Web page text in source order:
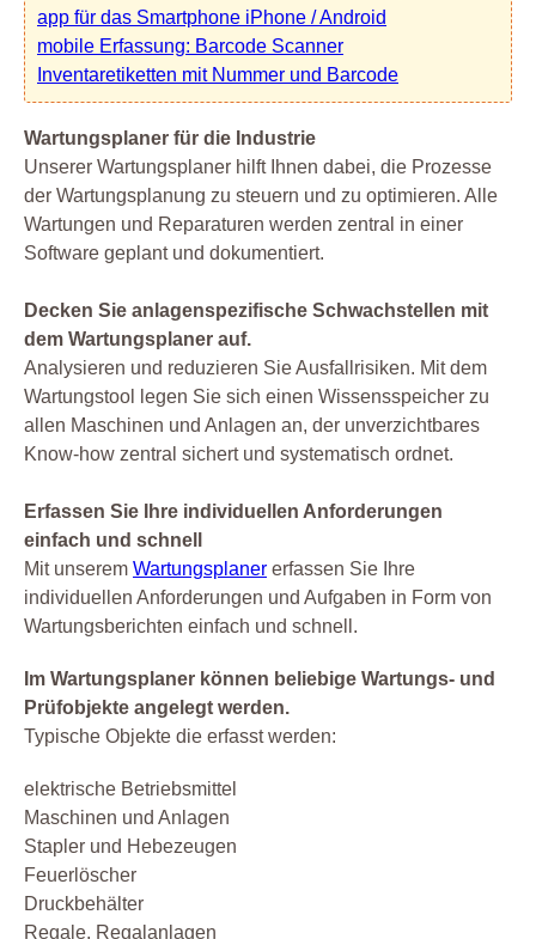
app für das Smartphone iPhone / Android
mobile Erfassung: Barcode Scanner
Inventaretiketten mit Nummer und Barcode
Wartungsplaner für die Industrie
Unserer Wartungsplaner hilft Ihnen dabei, die Prozesse
der Wartungsplanung zu steuern und zu optimieren. Alle
Wartungen und Reparaturen werden zentral in einer
Software geplant und dokumentiert.
Decken Sie anlagenspezifische Schwachstellen mit
dem Wartungsplaner auf.
Analysieren und reduzieren Sie Ausfallrisiken. Mit dem
Wartungstool legen Sie sich einen Wissensspeicher zu
allen Maschinen und Anlagen an, der unverzichtbares
Know-how zentral sichert und systematisch ordnet.
Erfassen Sie Ihre individuellen Anforderungen
einfach und schnell
Mit unserem Wartungsplaner erfassen Sie Ihre
individuellen Anforderungen und Aufgaben in Form von
Wartungsberichten einfach und schnell.
Im Wartungsplaner können beliebige Wartungs- und
Prüfobjekte angelegt werden.
Typische Objekte die erfasst werden:
elektrische Betriebsmittel
Maschinen und Anlagen
Stapler und Hebezeugen
Feuerlöscher
Druckbehälter
Regale, Regalanlagen